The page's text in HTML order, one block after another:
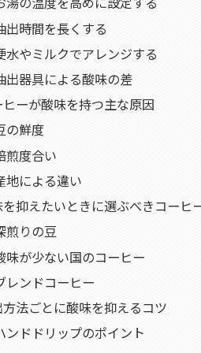
出時間を長くする
水やミルクでアレンジする
出器具による酸味の差
ヒーが酸味を持つ主な原因
の鮮度
煎度合い
地による違い
抑えたいときに選ぶべきコーヒ
煎りの豆
味が少ない国のコーヒー
レンドコーヒー
法ごとに酸味を抑えるコツ
ンドドリップのポイント